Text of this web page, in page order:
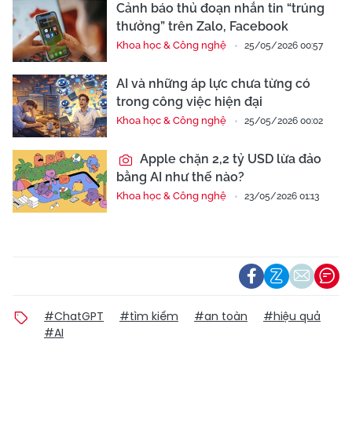
Cảnh báo thủ đoạn nhắn tin “trúng
thưởng” trên Zalo, Facebook
Khoa học & Công nghệ 25/05/2026 00:57
AI và những áp lực chưa từng có
trong công việc hiện đại
Khoa học & Công nghệ 25/05/2026 00:02
Apple chặn 2,2 tỷ USD lừa đảo
bằng AI như thế nào?
Khoa học & Công nghệ 23/05/2026 01:13
#ChatGPT #tìm kiếm #an toàn
#hiệu quả
#AI